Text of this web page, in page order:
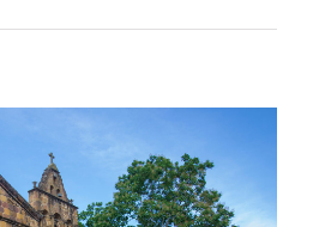
Muestra